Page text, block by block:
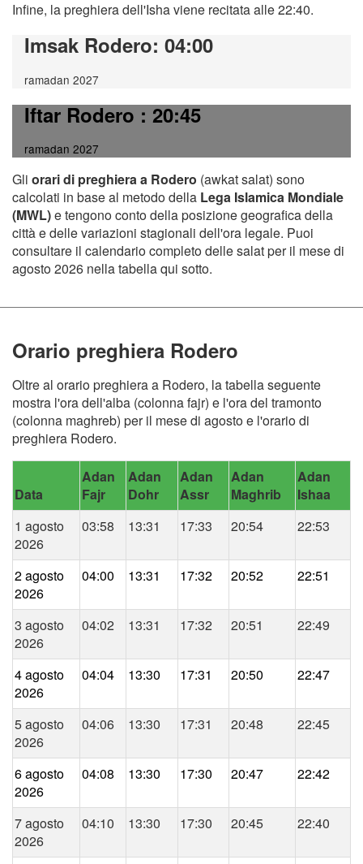
Infine, la preghiera dell'Isha viene recitata alle 22:40.
Imsak Rodero: 04:00
ramadan 2027
Iftar Rodero: 20:45
ramadan 2027
Gli orari di preghiera a Rodero (awkat salat) sono
calcolati in base al metodo della Lega Islamica Mondiale
(MWL)e tengono conto della posizione geografica della
città e delle variazioni stagionali dell'ora legale. Puoi
consultare il calendario completo delle salat per il mese di
agosto 2026 nella tabella qui sotto.
Orario preghiera Rodero
Oltre al orario preghiera a Rodero, la tabella seguente
mostra l'ora dell'alba (colonna fajr) e l'ora del tramonto
(colonna maghreb) per il mese di agosto e l'orario di
preghiera Rodero.
Data
Adan
Fajr
Adan
Dohr
Adan
Assr
Adan
Maghrib
Adan
Ishaa
1 agosto
2026
03:58 13:31 17:33 20:54 22:53
2 agosto
2026
04:00 13:31 17:32 20:52 22:51
3 agosto
2026
04:02 13:31 17:32 20:51 22:49
4 agosto
2026
04:04 13:30 17:31 20:50 22:47
5 agosto
2026
04:06 13:30 17:31 20:48 22:45
6 agosto
2026
04:08 13:30 17:30 20:47 22:42
7 agosto
2026
04:10 13:30 17:30 20:45 22:40